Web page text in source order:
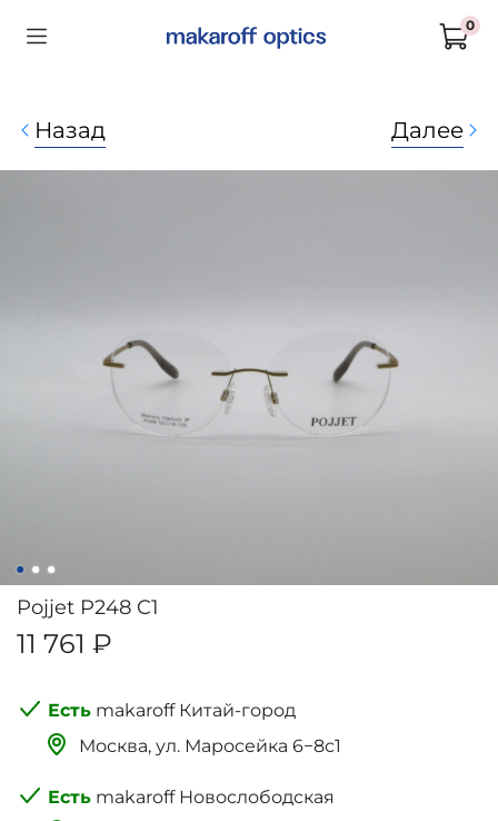
0
Назад Далее
Pojjet P248 C1
11 761 ₽
makaroff Китай-город
Москва, ‌‌‌‌ул. Маросейка 6−8с1
makaroff Новослободская